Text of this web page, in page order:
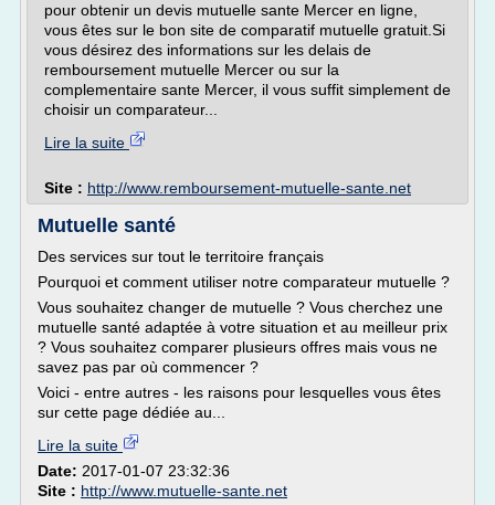
pour obtenir un devis mutuelle sante Mercer en ligne,
vous êtes sur le bon site de comparatif mutuelle gratuit.Si
vous désirez des informations sur les delais de
remboursement mutuelle Mercer ou sur la
complementaire sante Mercer, il vous suffit simplement de
choisir un comparateur...
Lire la suite
Site : http://www.remboursement-mutuelle-sante.net
Mutuelle santé
Des services sur tout le territoire français
Pourquoi et comment utiliser notre comparateur mutuelle ?
Vous souhaitez changer de mutuelle ? Vous cherchez une
mutuelle santé adaptée à votre situation et au meilleur prix
? Vous souhaitez comparer plusieurs offres mais vous ne
savez pas par où commencer ?
Voici - entre autres - les raisons pour lesquelles vous êtes
sur cette page dédiée au...
Lire la suite
Date: 2017-01-07 23:32:36
Site : http://www.mutuelle-sante.net